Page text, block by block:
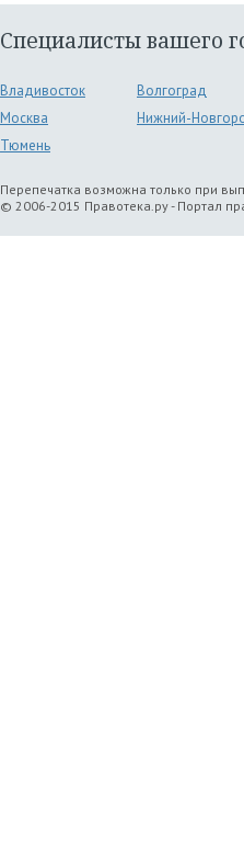
Специалисты вашего
Владивосток
Волгоград
Москва
Нижний-
Тюмень
Перепечатка возможна только при
© 2006-2015 Правотека.ру - Портал